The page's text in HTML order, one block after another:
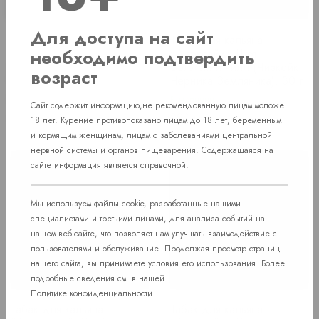
Табак для кальяна
"Дарксайд" Шот Окский
чилл (Вишня Печенье
Крем), 30 г
Нет в наличии
Price
330 руб.
Табак для кальяна
"Дарксайд" Шот
Волжский чилл (Чизкейк
Price
290 руб.
Для доступа на сайт
необходимо подтвердить
возраст
Сайт содержит информацию,не рекомендованную лицам моложе
18 лет. Курение противопоказано лицам до 18 лет, беременным
и кормящим женщинам, лицам с заболеваниями центральной
нервной системы и органов пищеварения. Содержащаяся на
сайте информация является справочной.
Мы используем файлы cookie, разработанные нашими
специалистами и третьими лицами, для анализа событий на
нашем веб-сайте, что позволяет нам улучшать взаимодействие с
пользователями и обслуживание. Продолжая просмотр страниц
нашего сайта, вы принимаете условия его использования. Более
подробные сведения см. в нашей
Политике конфиденциальности.